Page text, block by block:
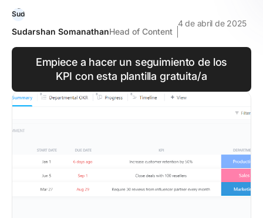
Sudarshan SomanathanHead of Content
4 de abril de 2025
Empiece a hacer un seguimiento de los
KPI con esta plantilla gratuita/a